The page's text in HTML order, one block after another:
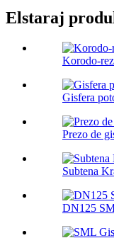
Elstaraj
Korodo-
Gisfera
Prezo de
Subtena
DN125